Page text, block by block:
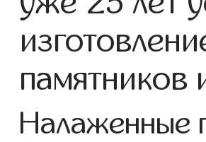
памятников
Налаженные